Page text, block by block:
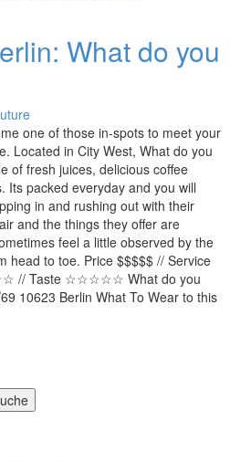
What do you
one of those in-spots to meet your
Located in City West, What do you
of fresh juices, delicious coffee
Its packed everyday and you will
in and rushing out with their
and the things they offer are
feel a little observed by the
head to toe. Price $$$$$ // Service
Taste ☆☆☆☆☆ What do you
10623 Berlin What To Wear to this